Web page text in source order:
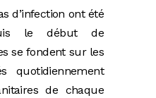
d’infection ont été
le début de
se fondent sur les
quotidiennement
de chaque